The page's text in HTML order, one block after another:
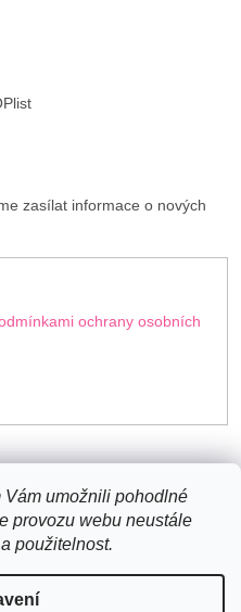
umožnili pohodlné
provozu webu neustále
použitelnost.
zasílat informace o nových
ochrany osobních